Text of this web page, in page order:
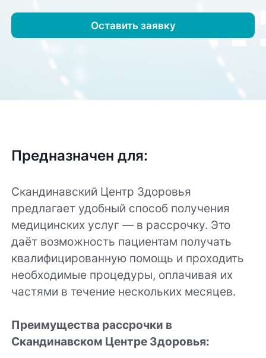
Оставить заявку
Предназначен для:
Скандинавский Центр Здоровья
предлагает удобный способ получения
медицинских услуг — в рассрочку. Это
даёт возможность пациентам получать
квалифицированную помощь и проходить
необходимые процедуры, оплачивая их
частями в течение нескольких месяцев.
Преимущества рассрочки в
Скандинавском Центре Здоровья: